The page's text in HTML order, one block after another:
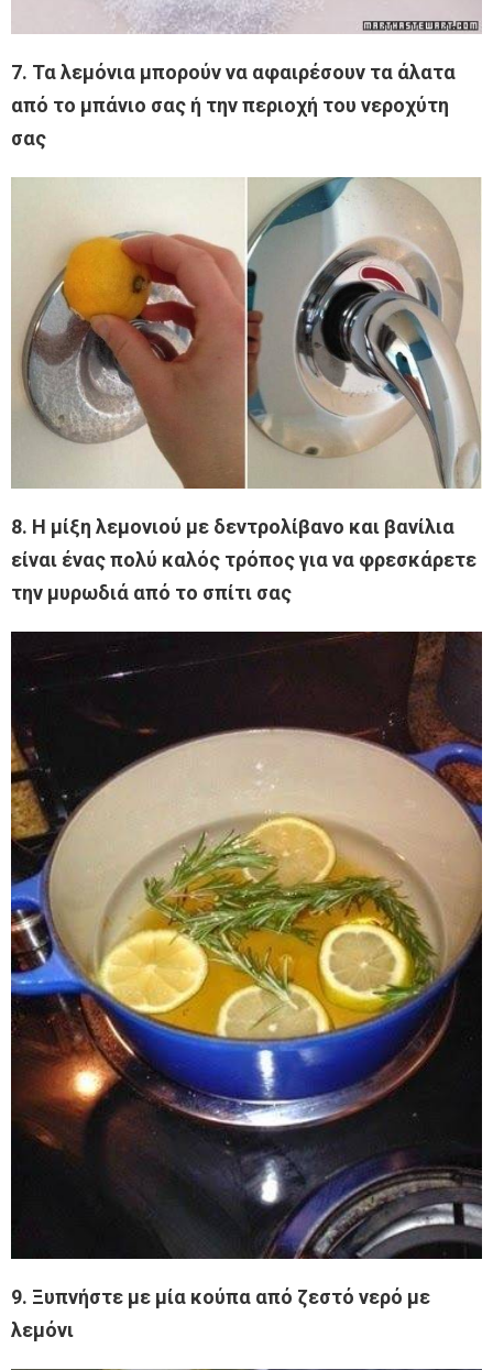
7. Τα λεμόνια μπορούν να αφαιρέσουν τα άλατα
από το μπάνιο σας ή την περιοχή του νεροχύτη
σας
8. Η μίξη λεμονιού με δεντρολίβανο και βανίλια
είναι ένας πολύ καλός τρόπος για να φρεσκάρετε
την μυρωδιά από το σπίτι σας
9. Ξυπνήστε με μία κούπα από ζεστό νερό με
λεμόνι